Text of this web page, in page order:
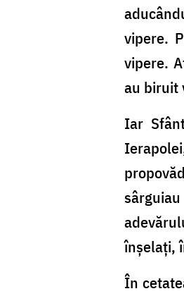
vipere.
vipere.
au biruit
Iar
înșelați,
În